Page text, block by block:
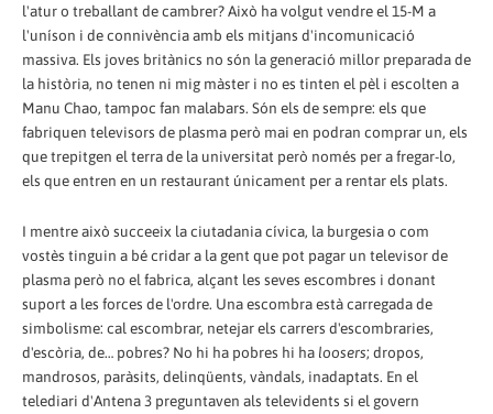
l'atur o treballant de cambrer? Això ha volgut vendre el 15-M a
l'uníson i de connivència amb els mitjans d'incomunicació
massiva. Els joves britànics no són la generació millor preparada de
la història, no tenen ni mig màster i no es tinten el pèl i escolten a
Manu Chao, tampoc fan malabars. Són els de sempre: els que
fabriquen televisors de plasma però mai en podran comprar un, els
que trepitgen el terra de la universitat però només per a fregar-lo,
els que entren en un restaurant únicament per a rentar els plats.
I mentre això succeeix la ciutadania cívica, la burgesia o com
vostès tinguin a bé cridar a la gent que pot pagar un televisor de
plasma però no el fabrica, alçant les seves escombres i donant
suport a les forces de l'ordre. Una escombra està carregada de
simbolisme: cal escombrar, netejar els carrers d'escombraries,
d'escòria, de… pobres? No hi ha pobres hi ha loosers; dropos,
mandrosos, paràsits, delinqüents, vàndals, inadaptats. En el
telediari d'Antena 3 preguntaven als televidents si el govern